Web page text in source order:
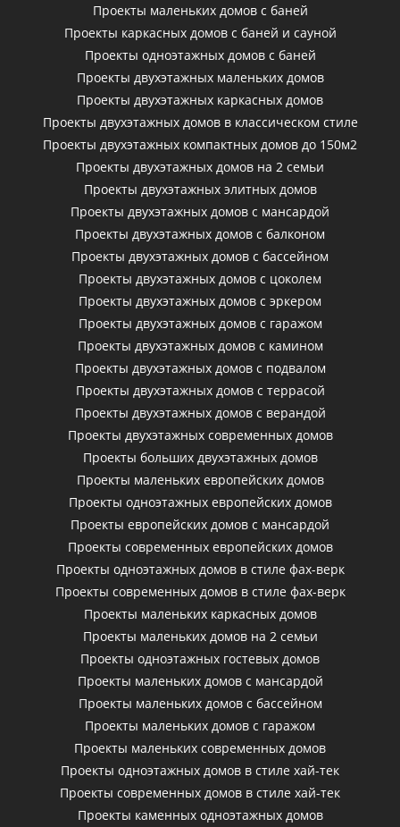
Проекты маленьких домов с баней
Проекты каркасных домов c баней и сауной
Проекты одноэтажных домов с баней
Проекты двухэтажных маленьких домов
Проекты двухэтажных каркасных домов
Проекты двухэтажных домов в классическом стиле
Проекты двухэтажных компактных домов до 150м2
Проекты двухэтажных домов на 2 семьи
Проекты двухэтажных элитных домов
Проекты двухэтажных домов с мансардой
Проекты двухэтажных домов с балконом
Проекты двухэтажных домов с бассейном
Проекты двухэтажных домов с цоколем
Проекты двухэтажных домов с эркером
Проекты двухэтажных домов с гаражом
Проекты двухэтажных домов с камином
Проекты двухэтажных домов с подвалом
Проекты двухэтажных домов с террасой
Проекты двухэтажных домов с верандой
Проекты двухэтажных современных домов
Проекты больших двухэтажных домов
Проекты маленьких европейских домов
Проекты одноэтажных европейских домов
Проекты европейских домов с мансардой
Проекты современных европейских домов
Проекты одноэтажных домов в стиле фах-верк
Проекты современных домов в стиле фах-верк
Проекты маленьких каркасных домов
Проекты маленьких домов на 2 семьи
Проекты одноэтажных гостевых домов
Проекты маленьких домов с мансардой
Проекты маленьких домов с бассейном
Проекты маленьких домов с гаражом
Проекты маленьких современных домов
Проекты одноэтажных домов в стиле хай-тек
Проекты современных домов в стиле хай-тек
Проекты каменных одноэтажных домов